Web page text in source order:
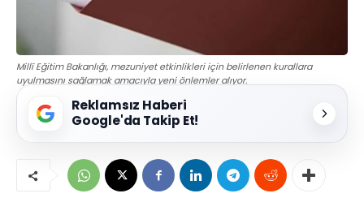
Millî Eğitim Bakanlığı, mezuniyet etkinlikleri için belirlenen kurallara
uyulmasını sağlamak amacıyla yeni önlemler alıyor.
Reklamsız Haberi
Google'da Takip Et!